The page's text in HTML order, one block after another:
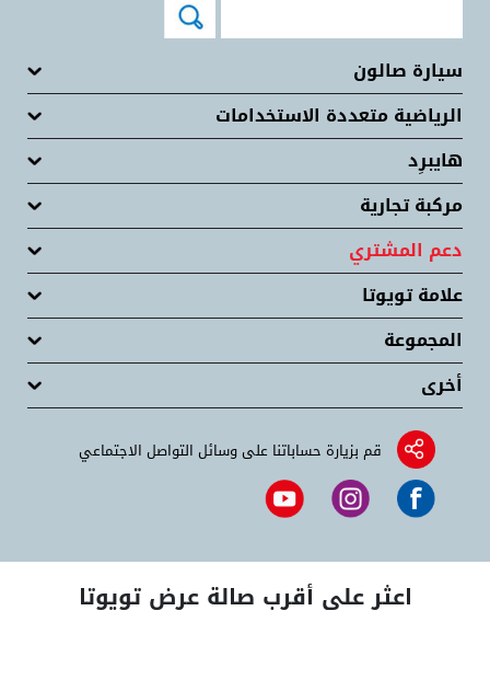
سيارة صالون
الرياضية متعددة الاستخدامات
هايبرِد
مركبة تجارية
دعم المشتري
علامة تويوتا
المجموعة
أخرى
قم بزيارة حساباتنا على وسائل التواصل الاجتماعي
اعثر على أقرب صالة عرض تويوتا